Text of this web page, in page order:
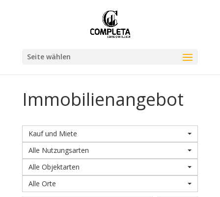
Seite wählen
Immobilien­angebot
Kauf und Miete
Alle Nutzungsarten
Alle Objektarten
Alle Orte